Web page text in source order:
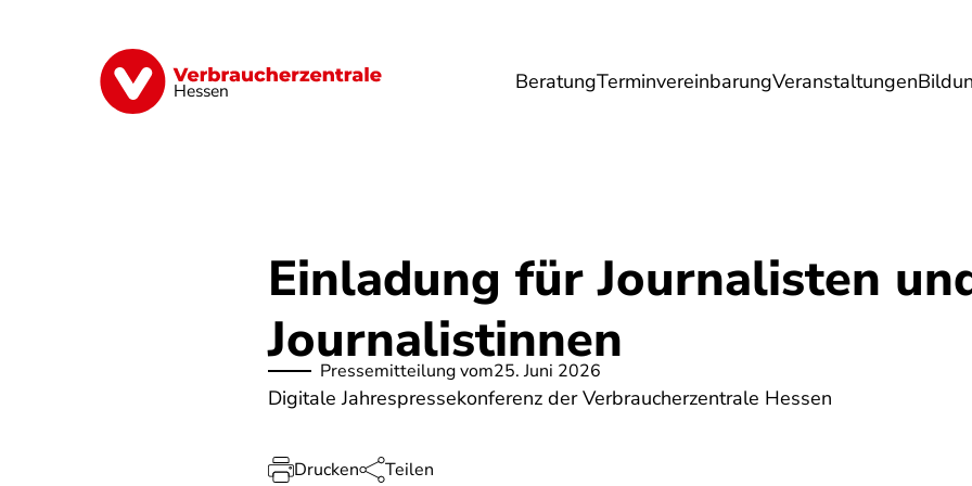
Hessen BeratungTerminvereinbarungVeranstaltungen
Digitales Energie Finanzen Gesundheit Lebensmittel Reise
Einladung für Journalisten
Journalistinnen
Pressemitteilung vom25. Juni 2026
Digitale Jahrespressekonferenz der Verbraucherzentrale Hessen
Drucken Teilen